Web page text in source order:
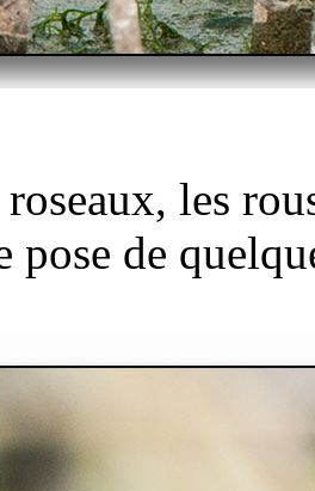
les
pose de